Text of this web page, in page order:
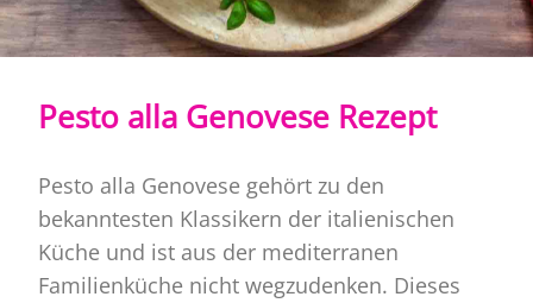
Pesto alla Genovese Rezept
Pesto alla Genovese gehört zu den
bekanntesten Klassikern der italienischen
Küche und ist aus der mediterranen
Familienküche nicht wegzudenken. Dieses